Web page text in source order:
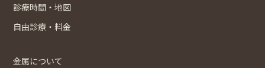
診療時間・地図
自由診療・料金
金属について